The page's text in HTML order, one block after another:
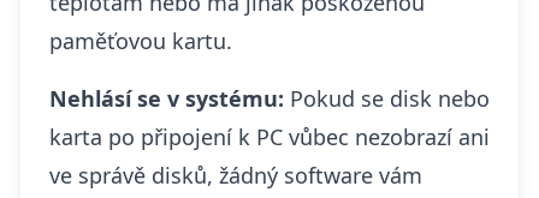
paměťovou kartu.
Nehlásí se v systému: Pokud se disk nebo
karta po připojení k PC vůbec nezobrazí ani
ve správě disků, žádný software vám